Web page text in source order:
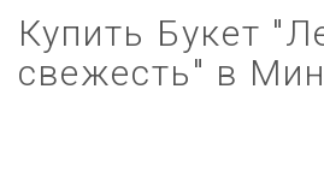
Купить Букет
свежесть" в